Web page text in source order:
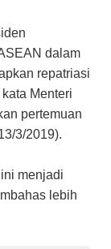
dalam
repatriasi
Menteri
pertemuan
3/2019).
menjadi
lebih